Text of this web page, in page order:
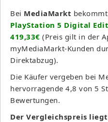
Bei MediaMarkt
PlayStation 5 Digital
419,33€ (Preis gilt in der
myMediaMarkt-Kunden
Direktabzug).
Die Käufer vergeben bei
hervorragende 4,8 von 5
Bewertungen.
Der Vergleichspreis